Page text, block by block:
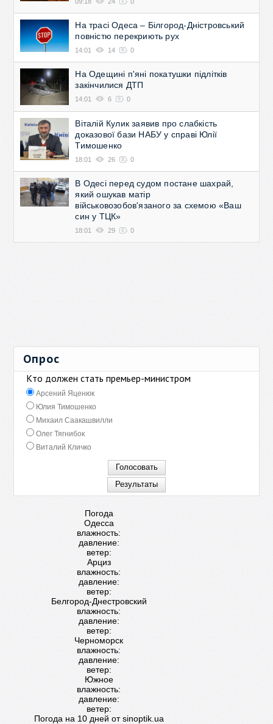
На трасі Одеса – Білгород-Дністровський
повністю перекриють рух
14:01 14 0
На Одещині п'яні покатушки підлітків
закінчилися ДТП
14:01 6 0
Віталій Кулик заявив про слабкість
доказової бази НАБУ у справі Юлії
Тимошенко
18:01 26 0
В Одесі перед судом постане шахрай,
який ошукав матір
військовозобов'язаного за схемою «Ваш
син у ТЦК»
18:01 29 0
Опрос
Кто должен стать премьер-министром
Арсений Яценюк
Юлия Тимошенко
Михаил Саакашвилли
Олег Тягнибок
Виталий Кличко
Погода
Одесса
влажность:
давление:
ветер:
Арциз
влажность:
давление:
ветер:
Белгород-Днестровский
влажность:
давление:
ветер:
Черноморск
влажность:
давление:
ветер:
Южное
влажность:
давление:
ветер:
Погода на 10 дней отsinoptik.ua